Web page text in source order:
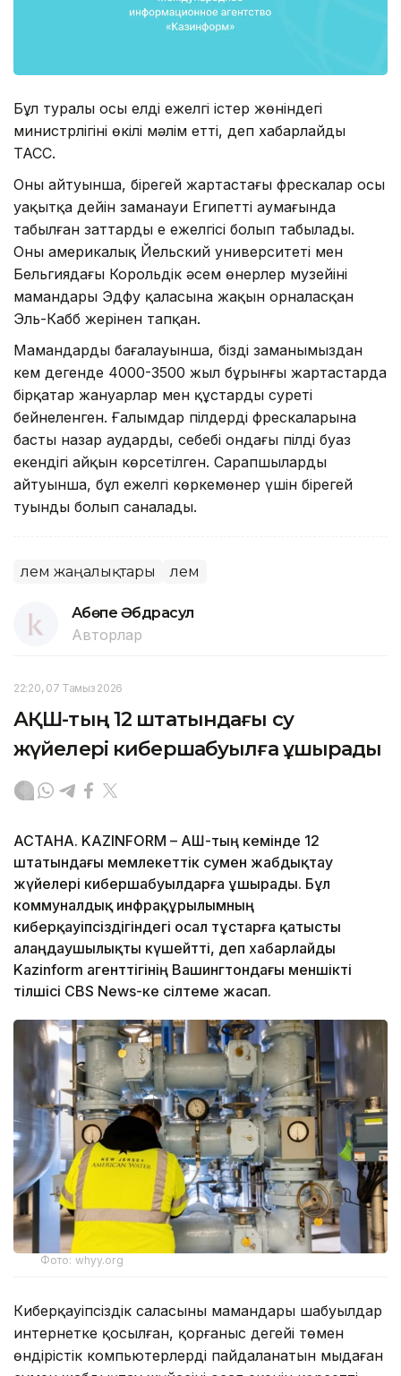
Бұл туралы осы елдің ежелгі істер жөніндегі
министрлігінің өкілі мәлім етті, деп хабарлайды
ТАСС.
Оның айтуынша, бірегей жартастағы фрескалар осы
уақытқа дейін заманауи Египеттің аумағында
табылған заттардың ең ежелгісі болып табылады.
Оны америкалық Йельский университеті мен
Бельгиядағы Корольдік әсем өнерлер музейінің
мамандары Эдфу қаласына жақын орналасқан
Эль-Кабб жерінен тапқан.
Мамандардың бағалауынша, біздің заманымыздан
кем дегенде 4000-3500 жыл бұрынғы жартастарда
бірқатар жануарлар мен құстардың суреті
бейнеленген. Ғалымдар пілдердің фрескаларына
басты назар аударды, себебі ондағы пілдің буаз
екендігі айқын көрсетілген. Сарапшылардың
айтуынша, бұл ежелгі көркемөнер үшін бірегей
туынды болып саналады.
Әлем жаңалықтары Әлем
Ақбөпе Әбдрасул
Авторлар
22:20, 07 Тамыз 2026
АҚШ-тың 12 штатындағы су
жүйелері кибершабуылға ұшырады
АСТАНА. KAZINFORM – АҚШ-тың кемінде 12
штатындағы мемлекеттік сумен жабдықтау
жүйелері кибершабуылдарға ұшырады. Бұл
коммуналдық инфрақұрылымның
киберқауіпсіздігіндегі осал тұстарға қатысты
алаңдаушылықты күшейтті, деп хабарлайды
Kazinform агенттігінің Вашингтондағы меншікті
тілшісі CBS News-ке сілтеме жасап.
Фото: whyy.org
Киберқауіпсіздік саласының мамандары шабуылдар
интернетке қосылған, қорғаныс деңгейі төмен
өндірістік компьютерлерді пайдаланатын мыңдаған